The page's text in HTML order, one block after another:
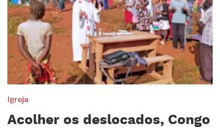
Igreja
Acolher os deslocados, Congo